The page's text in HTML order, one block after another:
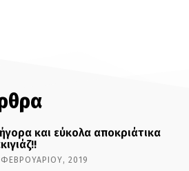
και εύκολα αποκριάτικα
2019